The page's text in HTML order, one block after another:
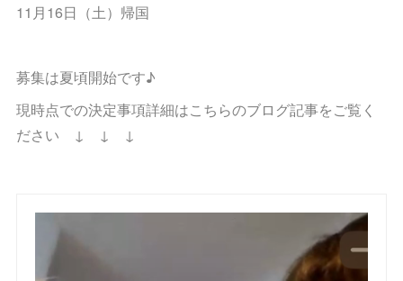
11月16日（土）帰国
募集は夏頃開始です♪
現時点での決定事項詳細はこちらのブログ記事をご覧く
ださい ↓ ↓ ↓